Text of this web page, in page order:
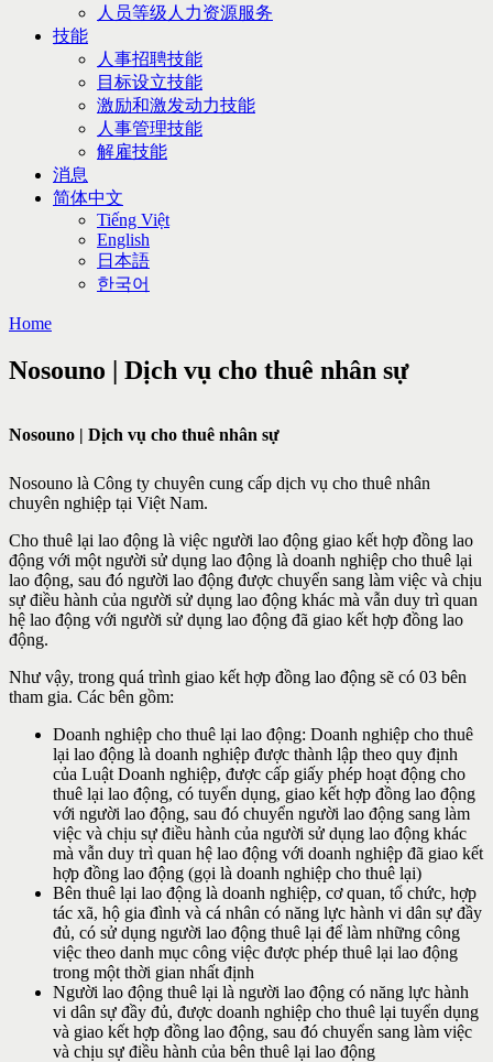
人员等级人力资源服务
技能
人事招聘技能
目标设立技能
激励和激发动力技能
人事管理技能
解雇技能
消息
简体中文
Tiếng Việt
English
日本語
한국어
Home
Nosouno | Dịch vụ cho thuê nhân sự
Nosouno | Dịch vụ cho thuê nhân sự
Nosouno là Công ty chuyên cung cấp dịch vụ cho thuê nhân
chuyên nghiệp tại Việt Nam.
Cho thuê lại lao động là việc người lao động giao kết hợp đồng lao
động với một người sử dụng lao động là doanh nghiệp cho thuê lại
lao động, sau đó người lao động được chuyển sang làm việc và chịu
sự điều hành của người sử dụng lao động khác mà vẫn duy trì quan
hệ lao động với người sử dụng lao động đã giao kết hợp đồng lao
động.
Như vậy, trong quá trình giao kết hợp đồng lao động sẽ có 03 bên
tham gia. Các bên gồm:
Doanh nghiệp cho thuê lại lao động: Doanh nghiệp cho thuê
lại lao động là doanh nghiệp được thành lập theo quy định
của Luật Doanh nghiệp, được cấp giấy phép hoạt động cho
thuê lại lao động, có tuyển dụng, giao kết hợp đồng lao động
với người lao động, sau đó chuyển người lao động sang làm
việc và chịu sự điều hành của người sử dụng lao động khác
mà vẫn duy trì quan hệ lao động với doanh nghiệp đã giao kết
hợp đồng lao động (gọi là doanh nghiệp cho thuê lại)
Bên thuê lại lao động là doanh nghiệp, cơ quan, tổ chức, hợp
tác xã, hộ gia đình và cá nhân có năng lực hành vi dân sự đầy
đủ, có sử dụng người lao động thuê lại để làm những công
việc theo danh mục công việc được phép thuê lại lao động
trong một thời gian nhất định
Người lao động thuê lại là người lao động có năng lực hành
vi dân sự đầy đủ, được doanh nghiệp cho thuê lại tuyển dụng
và giao kết hợp đồng lao động, sau đó chuyển sang làm việc
và chịu sự điều hành của bên thuê lại lao động